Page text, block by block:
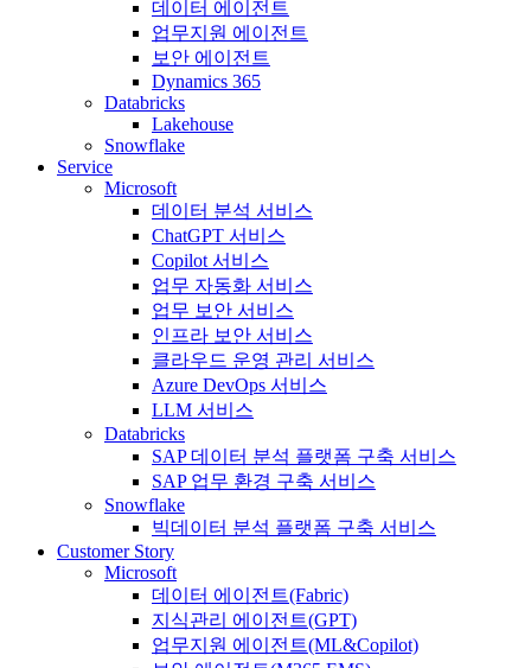
데이터 에이전트
업무지원 에이전트
보안 에이전트
Dynamics 365
Databricks
Lakehouse
Snowflake
Service
Microsoft
데이터 분석 서비스
ChatGPT 서비스
Copilot 서비스
업무 자동화 서비스
업무 보안 서비스
인프라 보안 서비스
클라우드 운영 관리 서비스
Azure DevOps 서비스
LLM 서비스
Databricks
SAP 데이터 분석 플랫폼 구축 서비스
SAP 업무 환경 구축 서비스
Snowflake
빅데이터 분석 플랫폼 구축 서비스
Customer Story
Microsoft
데이터 에이전트(Fabric)
지식관리 에이전트(GPT)
업무지원 에이전트(ML&Copilot)